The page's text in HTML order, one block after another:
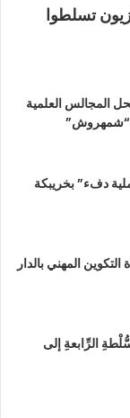
تسلطوا
المجالس العلمية
“شمهروش”
المهني بالدار
الرِّابعةِ إلى